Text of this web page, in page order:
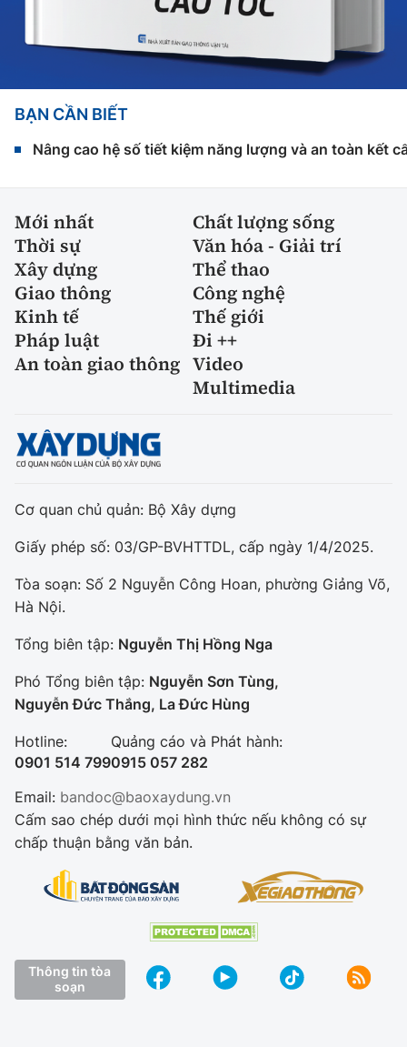
BẠN CẦN BIẾT
Nâng cao hệ số tiết kiệm năng lượng và an toàn kết
Mới nhất
Chất lượng sống
Thời sự
Văn hóa - Giải trí
Xây dựng
Thể thao
Giao thông
Công nghệ
Kinh tế
Thế giới
Pháp luật
Đi ++
An toàn giao thông Video
Multimedia
Cơ quan chủ quản: Bộ Xây dựng
Giấy phép số: 03/GP-BVHTTDL, cấp ngày 1/4/2025.
Tòa soạn: Số 2 Nguyễn Công Hoan, phường Giảng Võ,
Hà Nội.
Tổng biên tập: Nguyễn Thị Hồng Nga
Phó Tổng biên tập: Nguyễn Sơn Tùng,
Nguyễn Đức Thắng, La Đức Hùng
Hotline:
0901 514 799
Quảng cáo và Phát hành:
0915 057 282
Email: bandoc@baoxaydung.vn
Cấm sao chép dưới mọi hình thức nếu không có sự
chấp thuận bằng văn bản.
Thông tin tòa
soạn